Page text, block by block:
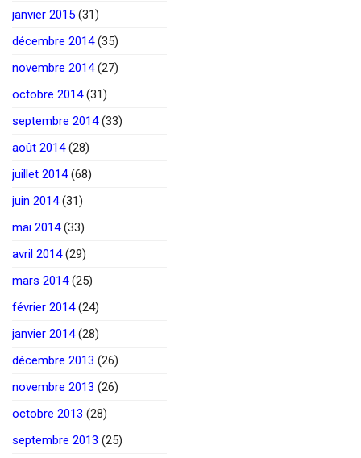
janvier 2015 (31)
décembre 2014(35)
novembre 2014(27)
octobre 2014(31)
septembre 2014(33)
août 2014(28)
juillet 2014(68)
juin 2014(31)
mai 2014(33)
avril 2014(29)
mars 2014(25)
février 2014(24)
janvier 2014(28)
décembre 2013 (26)
novembre 2013 (26)
octobre 2013 (28)
septembre 2013 (25)